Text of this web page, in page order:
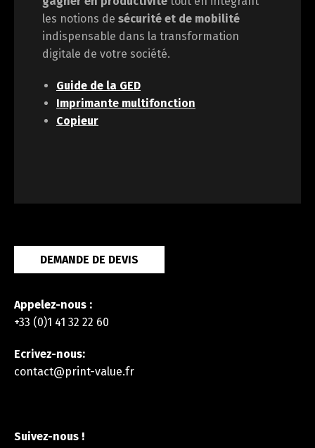
les notions de sécurité et de mobilité
indispensable dans la transformation
digitale de votre société.
Guide de la GED
Imprimante multifonction
Copieur
DEMANDE DE DEVIS
Appelez-nous :
+33 (0)1 41 32 22 60
Ecrivez-nous:
contact@print-value.fr
Suivez-nous !